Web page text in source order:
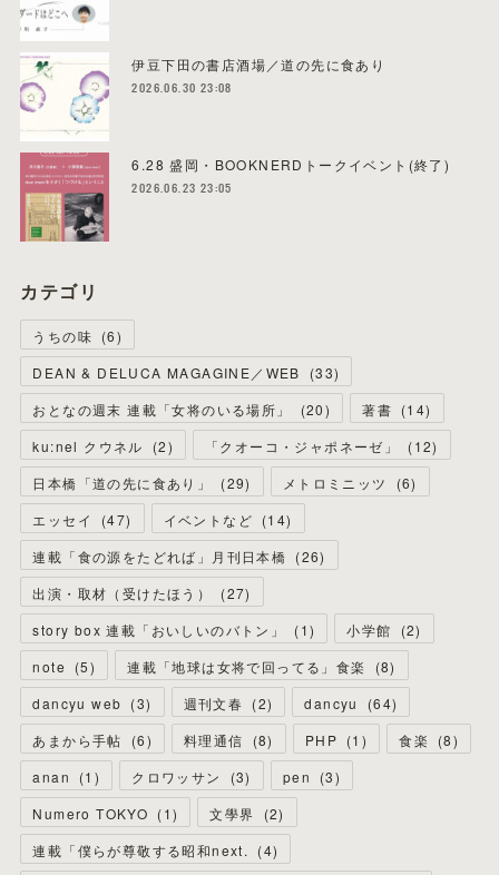
伊豆下田の書店酒場／道の先に食あり
2026.06.30 23:08
6.28 盛岡・BOOKNERDトークイベント(終了)
2026.06.23 23:05
カテゴリ
うちの味 (6)
DEAN & DELUCA MAGAGINE／WEB
(33)
おとなの週末 連載「女将のいる場所」
(20) 著書 (14)
ku:nel クウネル
(2) 「クオーコ・ジャポネーゼ」 (12)
日本橋「道の先に食あり」
(29) メトロミニッツ (6)
エッセイ
(47) イベントなど (14)
連載「食の源をたどれば」月刊日本橋 (26)
出演・取材（受けたほう）
(27)
story box 連載「おいしいのバトン」
(1) 小学館 (2)
note
(5) 連載「地球は女将で回ってる」食楽 (8)
dancyu web (3) 週刊文春 (2) dancyu (64)
あまから手帖
(6) 料理通信 (8) PHP (1 ) 食楽 (8)
anan
(1 ) クロワッサン (3) pen (3)
Numero TOKYO (1) 文學界 (2)
連載「僕らが尊敬する昭和next.
(4)